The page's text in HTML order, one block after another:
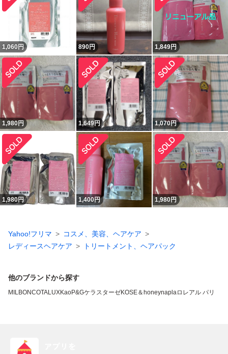
1,060 円 890円 1,849円
1,980円 1,649円 1,070円
1,980円 1,400円 1,980円
Yahoo!フリマ
コスメ、美容、ヘアケア
レディースヘアケア
トリートメント、ヘアパック
他のブランドから探す
MILBONCOTALUXKaoP&GケラスターゼKOSE＆honeynaplaロレアル パリ